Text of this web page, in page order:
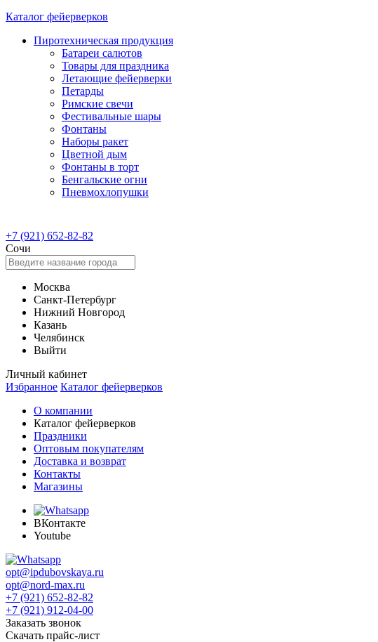
Каталог фейерверков
Пиротехническая продукция
Батареи салютов
Товары для праздника
Летающие фейерверки
Петарды
Римские свечи
Фестивальные шары
Фонтаны
Наборы ракет
Цветной дым
Фонтаны в торт
Бенгальские огни
Пневмохлопушки
+7 (921) 652-82-82
Сочи
Москва
Санкт-Петербург
Нижний Новгород
Казань
Челябинск
Выйти
Личный кабинет
Избранное Каталог фейерверков
О компании
Каталог фейерверков
Праздники
Оптовым покупателям
Доставка и возврат
Контакты
Магазины
ВКонтакте
Youtube
opt@ipdubovskaya.ru
opt@nord-max.ru
+7 (921) 652-82-82
+7 (921) 912-04-00
Заказать звонок
Скачать прайс-лист